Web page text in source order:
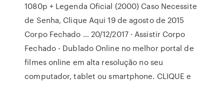
1080p + Legenda Oficial (2000) Caso Necessite
de Senha, Clique Aqui 19 de agosto de 2015
Corpo Fechado … 20/12/2017 · Assistir Corpo
Fechado - Dublado Online no melhor portal de
filmes online em alta resolução no seu
computador, tablet ou smartphone. CLIQUE e